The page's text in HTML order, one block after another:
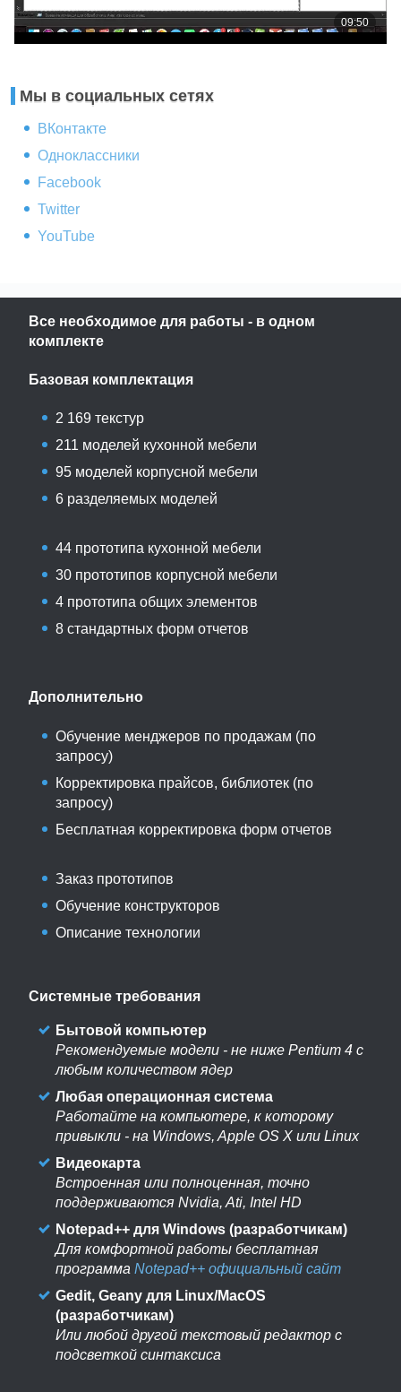
Мы в социальных сетях
ВКонтакте
Одноклассники
Facebook
Twitter
YouTube
Все необходимое для работы - в одном
комплекте
Базовая комплектация
2 169 текстур
211 моделей кухонной мебели
95 моделей корпусной мебели
6 разделяемых моделей
44 прототипа кухонной мебели
30 прототипов корпусной мебели
4 прототипа общих элементов
8 стандартных форм отчетов
Дополнительно
Обучение менджеров по продажам (по
запросу)
Корректировка прайсов, библиотек (по
запросу)
Бесплатная корректировка форм отчетов
Заказ прототипов
Обучение конструкторов
Описание технологии
Системные требования
Бытовой компьютер
Рекомендуемые модели - не ниже Pentium 4 c
любым количеством ядер
Любая операционная система
Работайте на компьютере, к которому
привыкли - на Windows, Apple OS X или Linux
Видеокарта
Встроенная или полноценная, точно
поддерживаются Nvidia, Ati, Intel HD
Notepad++ для Windows (разработчикам)
Для комфортной работы бесплатная
программа Notepad++ официальный сайт
Gedit, Geany для Linux/MacOS
(разработчикам)
Или любой другой текстовый редактор с
подсветкой синтаксиса